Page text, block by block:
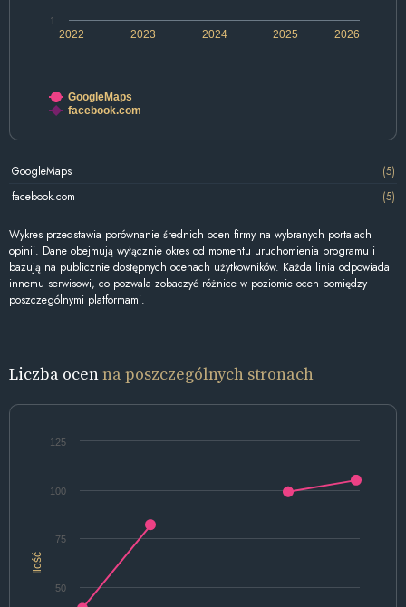
2022 2024 2026
2023 2025
1
GoogleMaps
facebook.com
GoogleMaps
(5)
facebook.com
(5)
Wykres przedstawia porównanie średnich ocen firmy na wybranych portalach
opinii. Dane obejmują wyłącznie okres od momentu uruchomienia programu i
bazują na publicznie dostępnych ocenach użytkowników. Każda linia odpowiada
innemu serwisowi, co pozwala zobaczyć różnice w poziomie ocen pomiędzy
poszczególnymi platformami.
Liczba ocenna poszczególnych stronach
Ilość
50
75
100
125